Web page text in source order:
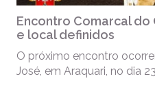
Encontro Comarcal do
e local definidos
O próximo encontro
José, em Araquari, no dia